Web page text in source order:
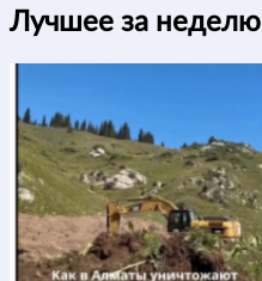
Лучшее за неделю